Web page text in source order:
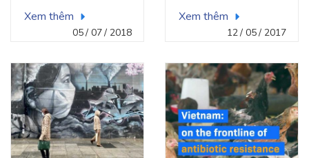
hạn chế tiếp xúc và đã
gây ra rất nhiều khó
khăn trong công tác
bệnh.
2018
CIRAD, Pháp, 2018
Xem thêm
05 07 2018
tài trợ, 2017
được ILRI hợp tác và tài
Xem thêm
12 05 2017